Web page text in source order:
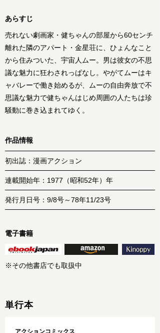
あらすじ
売れない劇画家・健ちゃんの部屋から60センチ
離れた隣のアパート・金星荘に、ひょんなこと
から住みついた、宇宙人ムー。男は彼女の不思
議な魅力に狂わされっぱなし。やがてムーはキ
ャバレーで働き始めるが、ムーの自由奔放で不
思議な魅力で健ちゃんはじめ周囲の人たちは珍
騒動に巻き込まれてゆく。
作品情報
初出誌：漫画アクション
連載開始年：1977（昭和52年）年
発行月日号：9/8号～78年11/23号
電子書籍
※その他書店でも取扱中
単行本
アクションコミックス